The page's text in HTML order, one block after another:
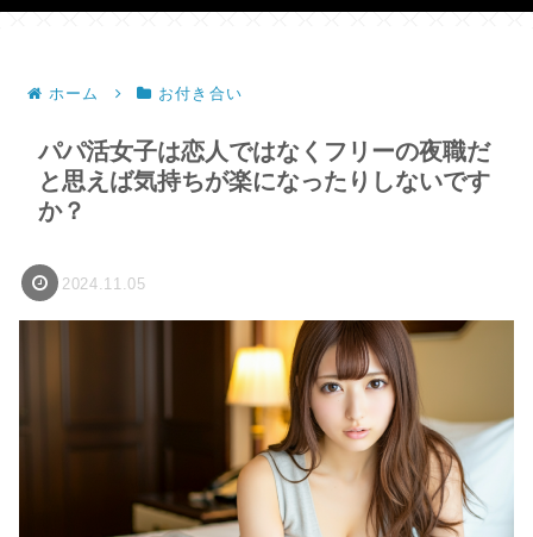
ホーム お付き合い
パパ活女子は恋人ではなくフリーの夜職だ
と思えば気持ちが楽になったりしないです
か？
2024.11.05